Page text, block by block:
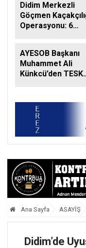
Didim Merkezli
Göçmen
Operasyonu: 6
AYESOB Başkanı
Muhammet Ali
Künkcü’den TESK
Destek
Ana Sayfa ASAYİŞ
Didim’de